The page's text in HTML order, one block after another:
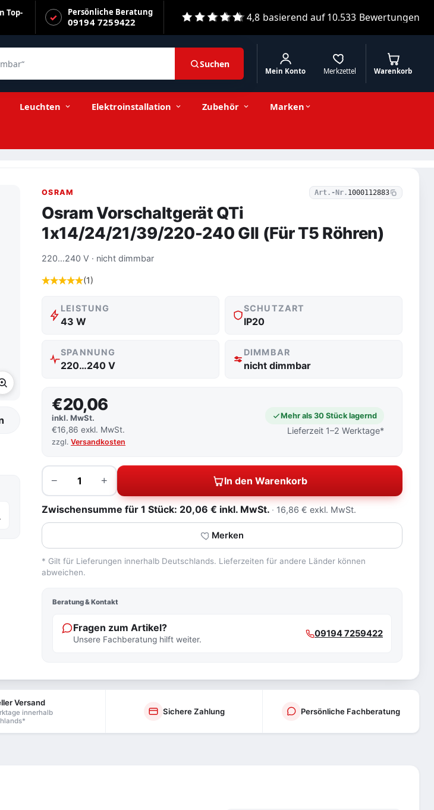
Top-
Persönliche Beratung
09194 7259422 4,8 basierend auf10.533 Bewertungen
Suchen
Merkzettel
Mein Konto Warenkorb
Leuchten Elektroinstallation Zubehör Marken
OSRAM Art.-Nr. 1000112883
Osram Vorschaltgerät QTi
1x14/24/21/39/220-240 GII (Für T5 Röhren)
220…240 V · nicht dimmbar
(1)
LEISTUNG
43 W
SCHUTZART
IP20
SPANNUNG
220…240 V
DIMMBAR
nicht dimmbar
€20,06
inkl. MwSt.
€16,86 exkl. MwSt.
zzgl.Versandkosten
Mehr als 30 Stück lagernd
Lieferzeit 1–2 Werktage*
−
Menge
+ In den Warenkorb
Zwischensumme für 1 Stück: 20,06 € inkl. MwSt. 16,86 € exkl. MwSt.
Merken
* Gilt für Lieferungen innerhalb Deutschlands. Lieferzeiten für andere Länder können
abweichen.
Beratung & Kontakt
Fragen zum Artikel?
Unsere Fachberatung hilft weiter.
09194 7259422
Versand
innerhalb
Sichere Zahlung Persönliche Fachberatung
−
Stückzahl + 20,06 € inkl. MwSt. In den Warenkorb